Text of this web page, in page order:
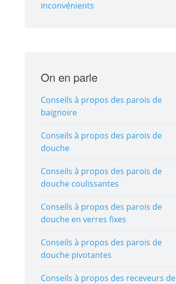
inconvénients
On en parle
Conseils à propos des parois de
baignoire
Conseils à propos des parois de
douche
Conseils à propos des parois de
douche coulissantes
Conseils à propos des parois de
douche en verres fixes
Conseils à propos des parois de
douche pivotantes
Conseils à propos des receveurs de